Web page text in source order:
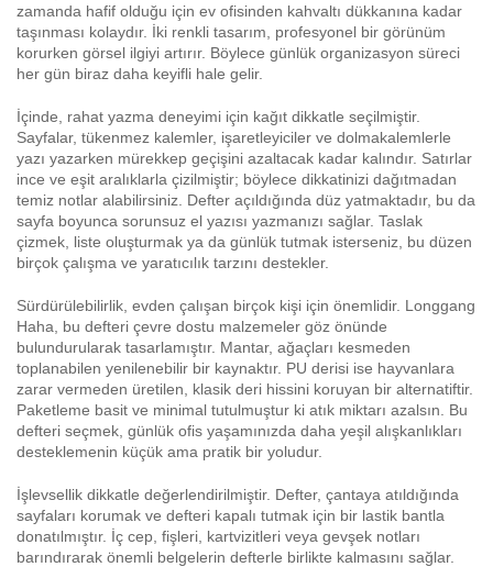
zamanda hafif olduğu için ev ofisinden kahvaltı dükkanına kadar
taşınması kolaydır. İki renkli tasarım, profesyonel bir görünüm
korurken görsel ilgiyi artırır. Böylece günlük organizasyon süreci
her gün biraz daha keyifli hale gelir.
İçinde, rahat yazma deneyimi için kağıt dikkatle seçilmiştir.
Sayfalar, tükenmez kalemler, işaretleyiciler ve dolmakalemlerle
yazı yazarken mürekkep geçişini azaltacak kadar kalındır. Satırlar
ince ve eşit aralıklarla çizilmiştir; böylece dikkatinizi dağıtmadan
temiz notlar alabilirsiniz. Defter açıldığında düz yatmaktadır, bu da
sayfa boyunca sorunsuz el yazısı yazmanızı sağlar. Taslak
çizmek, liste oluşturmak ya da günlük tutmak isterseniz, bu düzen
birçok çalışma ve yaratıcılık tarzını destekler.
Sürdürülebilirlik, evden çalışan birçok kişi için önemlidir. Longgang
Haha, bu defteri çevre dostu malzemeler göz önünde
bulundurularak tasarlamıştır. Mantar, ağaçları kesmeden
toplanabilen yenilenebilir bir kaynaktır. PU derisi ise hayvanlara
zarar vermeden üretilen, klasik deri hissini koruyan bir alternatiftir.
Paketleme basit ve minimal tutulmuştur ki atık miktarı azalsın. Bu
defteri seçmek, günlük ofis yaşamınızda daha yeşil alışkanlıkları
desteklemenin küçük ama pratik bir yoludur.
İşlevsellik dikkatle değerlendirilmiştir. Defter, çantaya atıldığında
sayfaları korumak ve defteri kapalı tutmak için bir lastik bantla
donatılmıştır. İç cep, fişleri, kartvizitleri veya gevşek notları
barındırarak önemli belgelerin defterle birlikte kalmasını sağlar.